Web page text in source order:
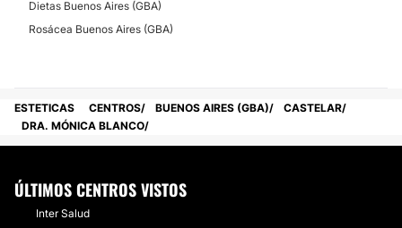
Dietas Buenos Aires (GBA)
Rosácea Buenos Aires (GBA)
ESTETICAS CENTROS BUENOS AIRES (GBA)
CASTELAR
DRA. MÓNICA BLANCO
ÚLTIMOS CENTROS VISTOS
Inter Salud